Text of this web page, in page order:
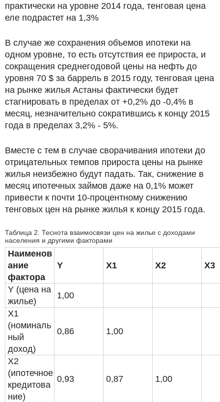
практически на уровне 2014 года, тенговая цена
еле подрастет на 1,3%
В случае же сохранения объемов ипотеки на
одном уровне, то есть отсутствия ее прироста, и
сокращения среднегодовой цены на нефть до
уровня 70 $ за баррель в 2015 году, тенговая цена
на рынке жилья Астаны фактически будет
стагнировать в пределах от +0,2% до -0,4% в
месяц, незначительно сократившись к концу 2015
года в пределах 3,2% - 5%.
Вместе с тем в случае сворачивания ипотеки до
отрицательных темпов прироста цены на рынке
жилья неизбежно будут падать. Так, снижение в
месяц ипотечных займов даже на 0,1% может
привести к почти 10-процентному снижению
тенговых цен на рынке жилья к концу 2015 года.
Таблица 2. Теснота взаимосвязи цен на жилье с доходами
населения и другими факторами
Наименов
ание
фактора
Y X1 X2 X3
Y (цена на
жилье)
1,00
X1
(номиналь
ный
доход)
0,86 1,00
X2
(ипотечное
кредитова
ние)
0,93 0,87 1,00